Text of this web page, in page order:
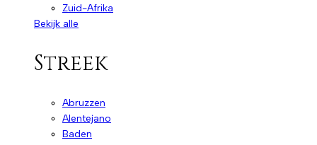
Zuid-Afrika
Bekijk alle
Streek
Abruzzen
Alentejano
Baden